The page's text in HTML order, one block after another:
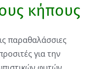
κήπους
παραθαλάσσιες
για την